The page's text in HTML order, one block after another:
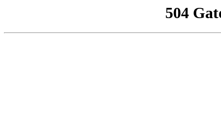
504